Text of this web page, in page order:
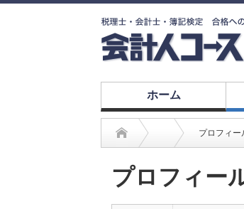
ホーム
プロフィ
プロフィー